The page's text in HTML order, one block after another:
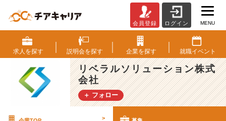
ベ
ラ
ル
ソ
リ
ュ
ー
会員登録 ログイン MENU
求人を探す 説明会を探す 企業を探す 就職イベント
リベラルソリューション株式
会社
＋ フォロー
>